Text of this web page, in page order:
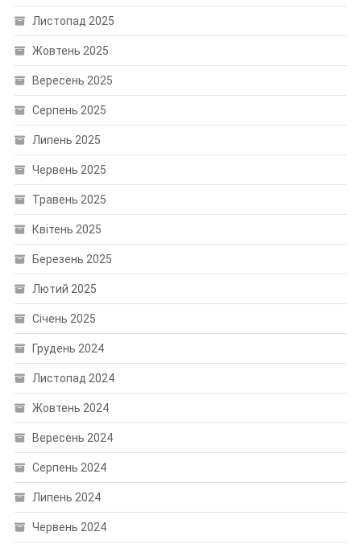
Листопад 2025
Жовтень 2025
Вересень 2025
Серпень 2025
Липень 2025
Червень 2025
Травень 2025
Квітень 2025
Березень 2025
Лютий 2025
Січень 2025
Грудень 2024
Листопад 2024
Жовтень 2024
Вересень 2024
Серпень 2024
Липень 2024
Червень 2024